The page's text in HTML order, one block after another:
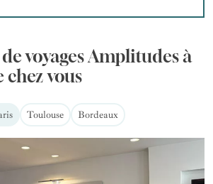
de voyages Amplitudes à
vous
Toulouse Bordeaux